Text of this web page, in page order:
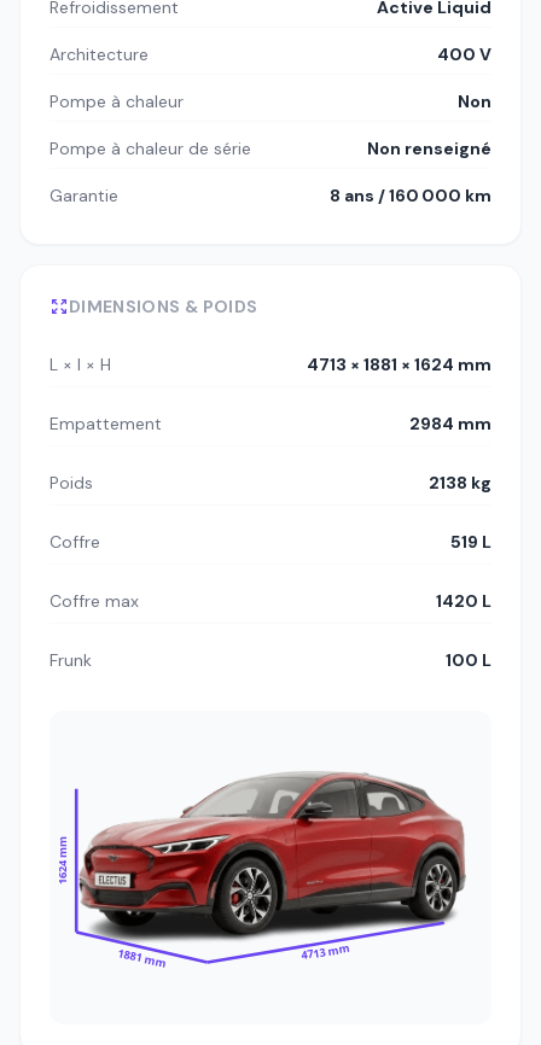
Refroidissement Active Liquid
Architecture 400 V
Pompe à chaleur Non
Pompe à chaleur de série Non renseigné
Garantie 8 ans / 160 000 km
DIMENSIONS & POIDS
L × l × H 4713 × 1881 × 1624 mm
Empattement 2984 mm
Poids 2138 kg
Coffre 519 L
Coffre max 1420 L
Frunk 100 L
1624 mm
1881 mm 4713 mm